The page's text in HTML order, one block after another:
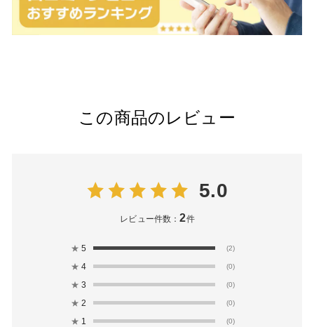
この商品のレビュー
5.0
レビュー件数：2件
★ 5 (2)
★ 4 (0)
★ 3 (0)
★ 2 (0)
★ 1 (0)